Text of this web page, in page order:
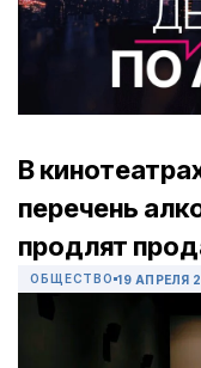
В
перечень
продлят
ОБЩЕСТВО 19 АПРЕЛЯ